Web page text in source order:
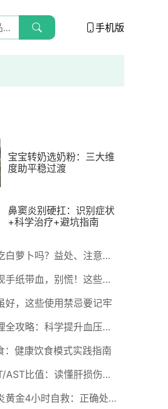
手机版
宝宝转奶选奶粉：三大维
度助平稳过渡
鼻窦炎别硬扛：识别症状
+科学治疗+避坑指南
哺乳期能吃白萝卜吗？益处、注意事项一次说清
大便后发现手纸带血，别慌！这些原因你需要了解
好，这些使用禁忌要记牢
低血压调理全攻略：科学提升血压的10个实用技巧
：健康饮食模式实践指南
肝功能ALT/AST比值：读懂肝损伤信号
急性肠胃炎黄金4小时自救：正确处置与误区避坑关键